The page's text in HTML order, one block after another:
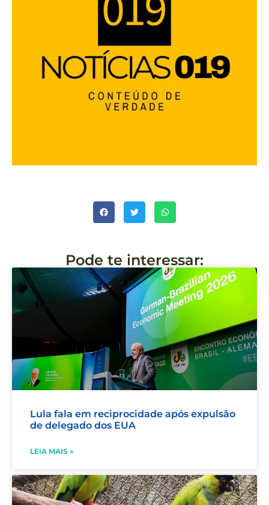
Pode te interessar:
Lula fala em reciprocidade após expulsão
de delegado dos EUA
LEIA MAIS »